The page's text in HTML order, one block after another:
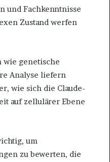
und Fachkenntnisse
Zustand werfen
genetische
Analyse liefern
wie sich die Claude-
auf zellulärer Ebene
um
zu bewerten, die